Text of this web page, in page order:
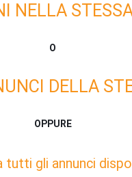
NELLA
O
DELLA
OPPURE
tutti gli annunci